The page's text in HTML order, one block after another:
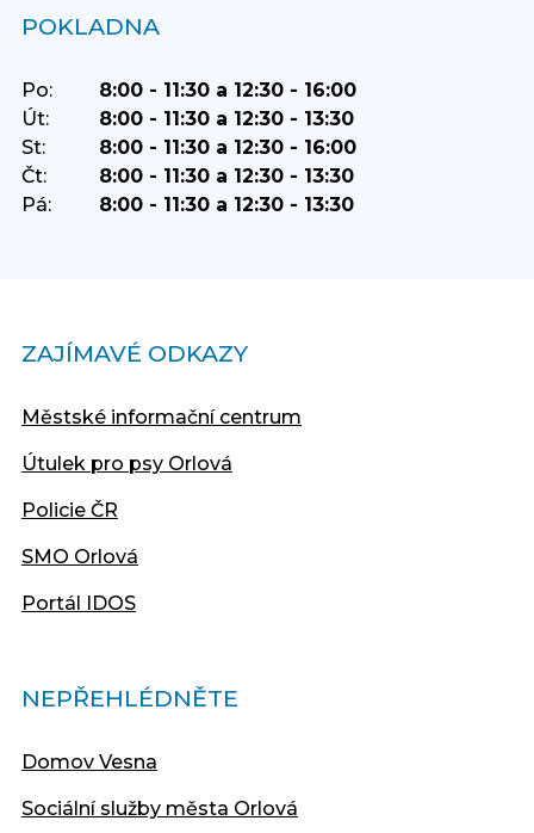
POKLADNA
Po:
8:00 - 11:30 a 12:30 - 16:00
Út:
8:00 - 11:30 a 12:30 - 13:30
St:
8:00 - 11:30 a 12:30 - 16:00
Čt:
8:00 - 11:30 a 12:30 - 13:30
Pá:
8:00 - 11:30 a 12:30 - 13:30
ZAJÍMAVÉ ODKAZY
Městské informační centrum
Útulek pro psy Orlová
Policie ČR
SMO Orlová
Portál IDOS
NEPŘEHLÉDNĚTE
Domov Vesna
Sociální služby města Orlová